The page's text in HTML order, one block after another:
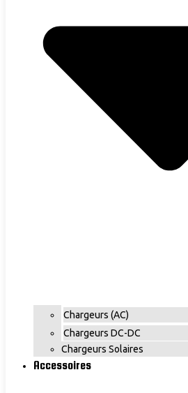
Chargeurs (AC)
Chargeurs DC-DC
Chargeurs Solaires
Accessoires